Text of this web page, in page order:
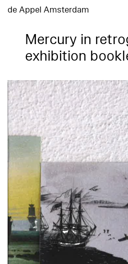
de Appel Amsterdam
Mercury in
exhibition